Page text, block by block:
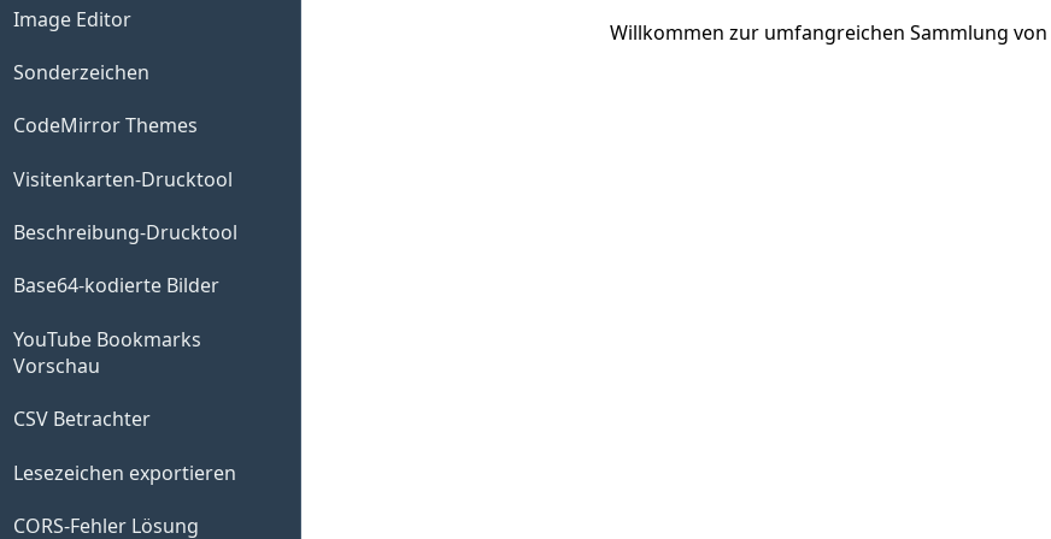
Image Editor
Sonderzeichen
CodeMirror Themes
Visitenkarten-Drucktool
Beschreibung-Drucktool
Base64-kodierte Bilder
YouTube Bookmarks
Vorschau
CSV Betrachter
Lesezeichen exportieren
CORS-Fehler Lösung
Willkommen zur umfangreichen Sammlung